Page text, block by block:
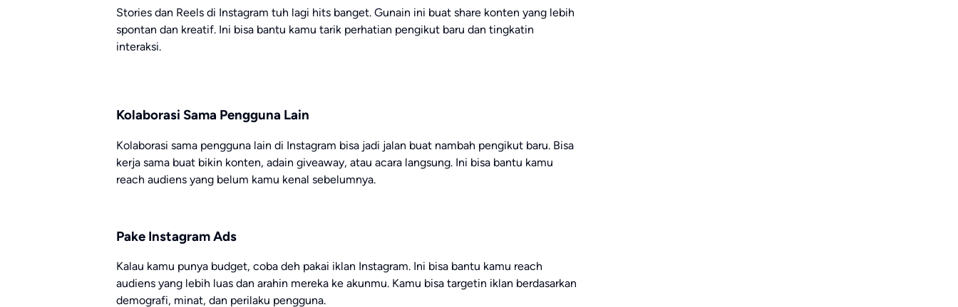
Stories dan Reels di Instagram tuh lagi hits banget. Gunain ini buat share konten yang lebih
spontan dan kreatif. Ini bisa bantu kamu tarik perhatian pengikut baru dan tingkatin
interaksi.
Kolaborasi Sama Pengguna Lain
Kolaborasi sama pengguna lain di Instagram bisa jadi jalan buat nambah pengikut baru. Bisa
kerja sama buat bikin konten, adain giveaway, atau acara langsung. Ini bisa bantu kamu
reach audiens yang belum kamu kenal sebelumnya.
Pake Instagram Ads
Kalau kamu punya budget, coba deh pakai iklan Instagram. Ini bisa bantu kamu reach
audiens yang lebih luas dan arahin mereka ke akunmu. Kamu bisa targetin iklan berdasarkan
demografi, minat, dan perilaku pengguna.